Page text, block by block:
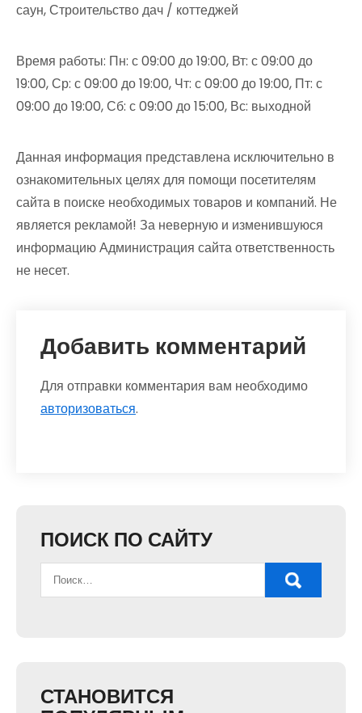
саун, Строительство дач / коттеджей
Время работы: Пн: с 09:00 до 19:00, Вт: с 09:00 до
19:00, Ср: с 09:00 до 19:00, Чт: с 09:00 до 19:00, Пт: с
09:00 до 19:00, Сб: с 09:00 до 15:00, Вс: выходной
Данная информация представлена исключительно в
ознакомительных целях для помощи посетителям
сайта в поиске необходимых товаров и компаний. Не
является рекламой! За неверную и изменившуюся
информацию Администрация сайта ответственность
не несет.
Добавить комментарий
Для отправки комментария вам необходимо
авторизоваться.
ПОИСК ПО САЙТУ
СТАНОВИТСЯ